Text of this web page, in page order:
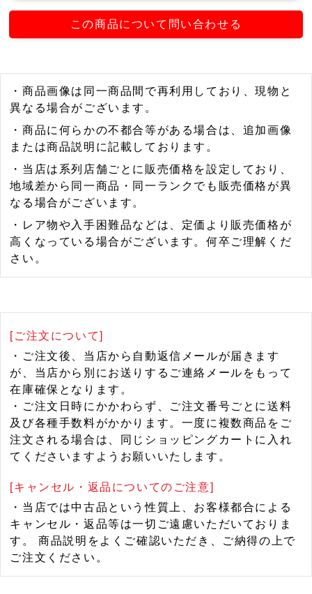
この商品について問い合わせる
・商品画像は同一商品間で再利用しており、現物と
異なる場合がございます。
・商品に何らかの不都合等がある場合は、追加画像
または商品説明に記載しております。
・当店は系列店舗ごとに販売価格を設定しており、
地域差から同一商品・同一ランクでも販売価格が異
なる場合がございます。
・レア物や入手困難品などは、定価より販売価格が
高くなっている場合がございます。何卒ご理解くだ
さい。
[ご注文について]
・ご注文後、当店から自動返信メールが届きます
が、当店から別にお送りするご連絡メールをもって
在庫確保となります。
・ご注文日時にかかわらず、ご注文番号ごとに送料
及び各種手数料がかかります。一度に複数商品をご
注文される場合は、同じショッピングカートに入れ
てくださいますようお願いいたします。
[キャンセル・返品についてのご注意]
・当店では中古品という性質上、お客様都合による
キャンセル・返品等は一切ご遠慮いただいておりま
す。 商品説明をよくご確認いただき、ご納得の上で
ご注文ください。